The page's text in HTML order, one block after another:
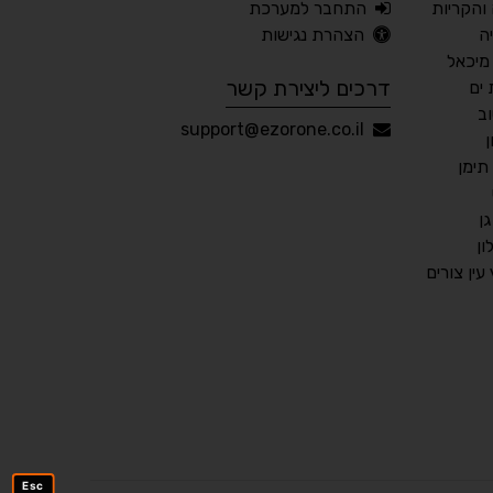
ים
צורים
התחבר למערכת
הצהרת נגישות
דרכים ליצירת קשר
support@ezorone.co.il
🖱 מוטורי
English
Esc